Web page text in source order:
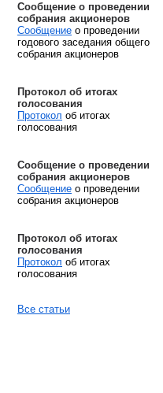
Сообщение о проведении
собрания акционеров
Сообщение о проведении
годового заседания общего
собрания акционеров
Протокол об итогах
голосования
Протокол об итогах
голосования
Сообщение о проведении
собрания акционеров
Сообщение о проведении
собрания акционеров
Протокол об итогах
голосования
Протокол об итогах
голосования
Все статьи